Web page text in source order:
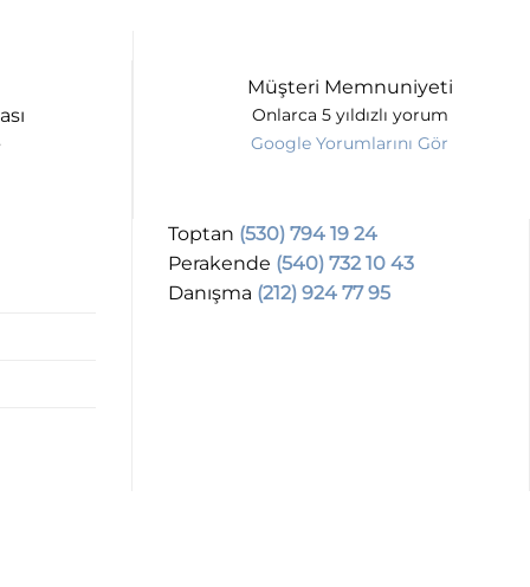
Müşteri Memnuniyeti
Onlarca 5 yıldızlı yorum
Google Yorumlarını Gör
Toptan (530) 794 19 24
Perakende (540) 732 10 43
Danışma (212) 924 77 95